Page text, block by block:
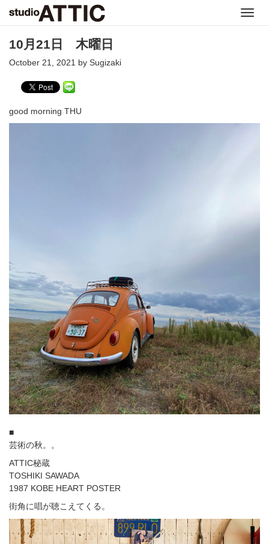
10月21日 木曜日
October 21, 2021 by Sugizaki
good morning THU
■
芸術の秋。。
ATTIC秘蔵
TOSHIKI SAWADA
1987 KOBE HEART POSTER
街角に唱が聴こえてくる。